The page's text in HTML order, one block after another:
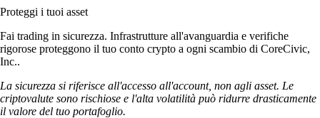
Proteggi i tuoi asset
Fai trading in sicurezza. Infrastrutture all'avanguardia e verifiche
rigorose proteggono il tuo conto crypto a ogni scambio di CoreCivic,
Inc..
La sicurezza si riferisce all'accesso all'account, non agli asset. Le
criptovalute sono rischiose e l'alta volatilità può ridurre drasticamente
il valore del tuo portafoglio.